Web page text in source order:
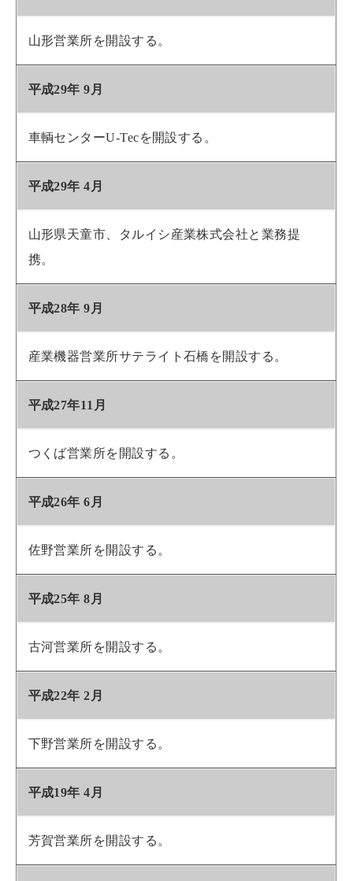
山形営業所を開設する。
平成29年 9月
車輌センターU-Tecを開設する。
平成29年 4月
山形県天童市、タルイシ産業株式会社と業務提
携。
平成28年 9月
産業機器営業所サテライト石橋を開設する。
平成27年11月
つくば営業所を開設する。
平成26年 6月
佐野営業所を開設する。
平成25年 8月
古河営業所を開設する。
平成22年 2月
下野営業所を開設する。
平成19年 4月
芳賀営業所を開設する。